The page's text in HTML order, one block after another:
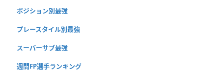
ポジション別最強
プレースタイル別最強
スーパーサブ最強
週間FP選手ランキング